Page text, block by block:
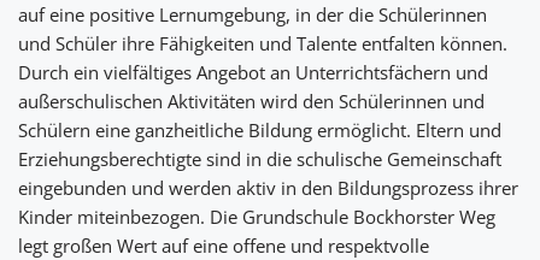
auf eine positive Lernumgebung, in der die Schülerinnen
und Schüler ihre Fähigkeiten und Talente entfalten können.
Durch ein vielfältiges Angebot an Unterrichtsfächern und
außerschulischen Aktivitäten wird den Schülerinnen und
Schülern eine ganzheitliche Bildung ermöglicht. Eltern und
Erziehungsberechtigte sind in die schulische Gemeinschaft
eingebunden und werden aktiv in den Bildungsprozess ihrer
Kinder miteinbezogen. Die Grundschule Bockhorster Weg
legt großen Wert auf eine offene und respektvolle